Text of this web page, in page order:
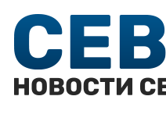
content